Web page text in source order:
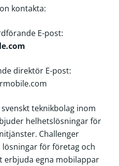
kontakta:
E-post:
direktör E-post:
teknikbolag inom
helhetslösningar för
Challenger
för företag och
erbjuda egna mobilappar